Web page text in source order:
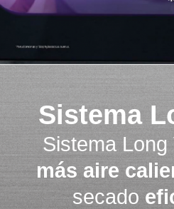
Sistema
Sistema Long
más aire
secado